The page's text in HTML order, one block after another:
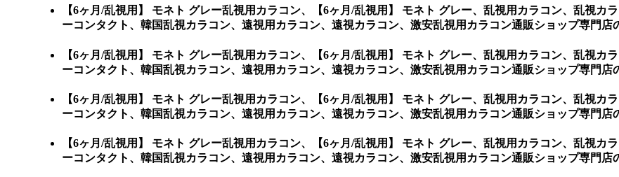
【6ヶ月/乱視用】 モネト グレー乱視用カラコン、
【6ヶ月/乱視用】 モネト グレー、乱視用カラコン、乱視
ーコンタクト、韓国乱視カラコン、遠視用カラコン、遠視カラコン、激安乱視用カラコン通販ショップ専門
【6ヶ月/乱視用】 モネト グレー乱視用カラコン、
【6ヶ月/乱視用】 モネト グレー、乱視用カラコン、乱視
ーコンタクト、韓国乱視カラコン、遠視用カラコン、遠視カラコン、激安乱視用カラコン通販ショップ専門
【6ヶ月/乱視用】 モネト グレー乱視用カラコン、
【6ヶ月/乱視用】 モネト グレー、乱視用カラコン、乱視
ーコンタクト、韓国乱視カラコン、遠視用カラコン、遠視カラコン、激安乱視用カラコン通販ショップ専門店
【6ヶ月/乱視用】 モネト グレー乱視用カラコン、
【6ヶ月/乱視用】 モネト グレー、乱視用カラコン、乱視
ーコンタクト、韓国乱視カラコン、遠視用カラコン、遠視カラコン、激安乱視用カラコン通販ショップ専門店